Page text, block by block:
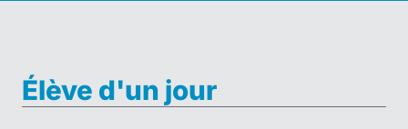
Élève d'un jour